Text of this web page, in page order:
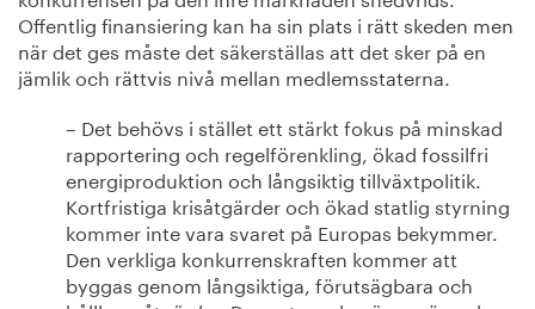
Offentlig finansiering kan ha sin plats i rätt skeden men
när det ges måste det säkerställas att det sker på en
jämlik och rättvis nivå mellan medlemsstaterna.
– Det behövs i stället ett stärkt fokus på minskad
rapportering och regelförenkling, ökad fossilfri
energiproduktion och långsiktig tillväxtpolitik.
Kortfristiga krisåtgärder och ökad statlig styrning
kommer inte vara svaret på Europas bekymmer.
Den verkliga konkurrenskraften kommer att
byggas genom långsiktiga, förutsägbara och